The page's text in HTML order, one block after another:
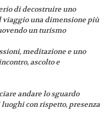
di decostruire uno
una dimensione più
un turismo
meditazione e uno
ascolto e
andare lo sguardo
con rispetto, presenza